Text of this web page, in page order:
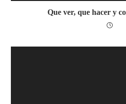
Que ver, que hacer y